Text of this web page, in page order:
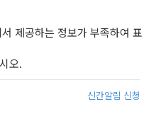
제공하는 정보가 부족하여 표
오.
신간알림 신청